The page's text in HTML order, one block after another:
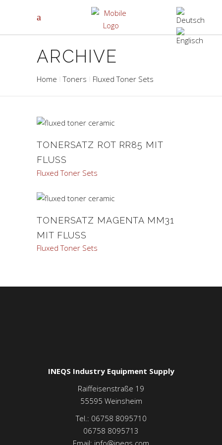
ARCHIVE
Home Toners Fluxed Toner Sets
TONERSATZ ROT RR85 MIT
FLUSS
Fluxed Toner Sets
TONERSATZ MAGENTA MM31
MIT FLUSS
Fluxed Toner Sets
INEQS Industry Equipment Supply
Raiffeisenstraße 19
55595 Weinsheim
Tel.: 06758 8095710
06758 8095713
Email: info@ineqs.com